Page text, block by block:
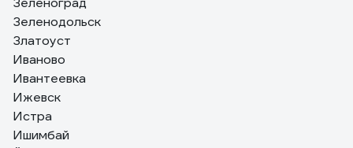
Зеленодольск
Златоуст
Иваново
Ивантеевка
Ижевск
Истра
Ишимбай